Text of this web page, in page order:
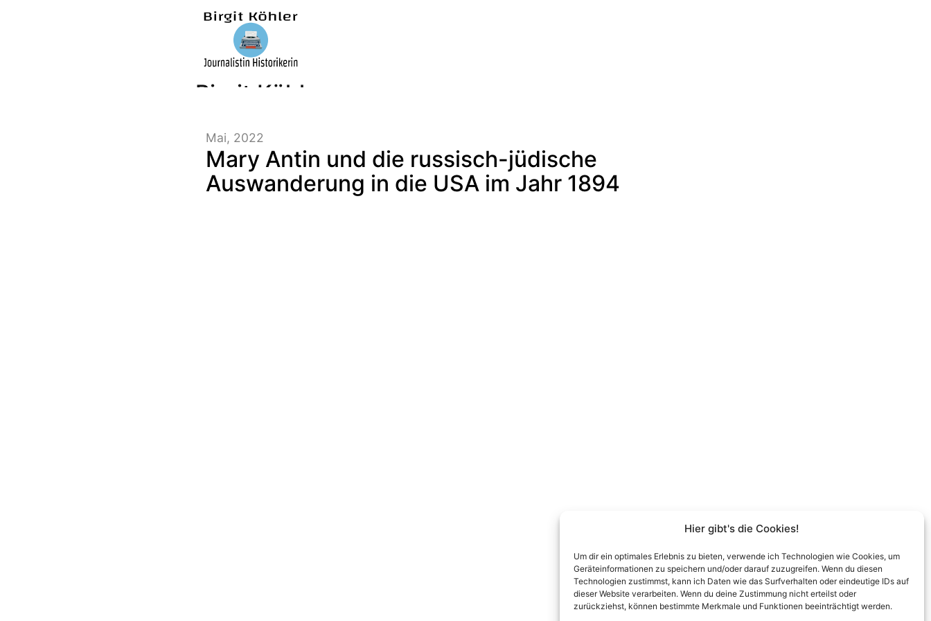
Hier gibt's die Cookies!
Um dir ein optimales Erlebnis zu bieten, verwende ich Technologien wie Cookies, um
Geräteinformationen zu speichern und/oder darauf zuzugreifen. Wenn du diesen
Technologien zustimmst, kann ich Daten wie das Surfverhalten oder eindeutige IDs auf
dieser Website verarbeiten. Wenn du deine Zustimmung nicht erteilst oder
zurückziehst, können bestimmte Merkmale und Funktionen beeinträchtigt werden.
Birgit Köhler –
Journalistin/Historikerin/Autorin
Mai, 2022
Mary Antin und die russisch-jüdische
Auswanderung in die USA im Jahr 1894